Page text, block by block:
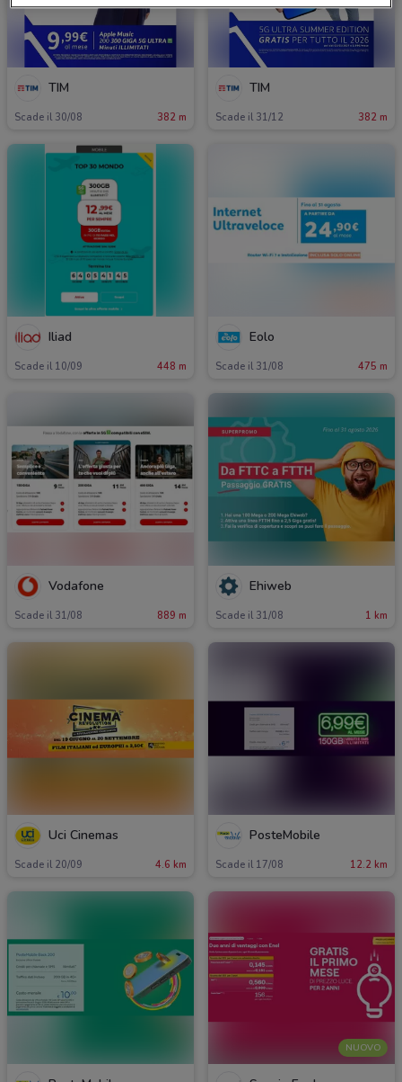
TIM
Scade il 30/08 382 m
TIM
Scade il 31/12 382 m
Iliad
Scade il 10/09 448 m
Eolo
Scade il 31/08 475 m
Vodafone
Scade il 31/08 889 m
Ehiweb
Scade il 31/08 1 km
Uci Cinemas
Scade il 20/09 4.6 km
PosteMobile
Scade il 17/08 12.2 km
NUOVO